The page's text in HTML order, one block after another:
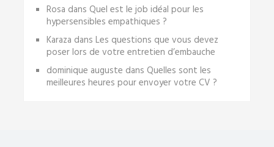
Rosa dans Quel est le job idéal pour les
hypersensibles empathiques ?
Karaza dans Les questions que vous devez
poser lors de votre entretien d’embauche
dominique auguste dans Quelles sont les
meilleures heures pour envoyer votre CV ?